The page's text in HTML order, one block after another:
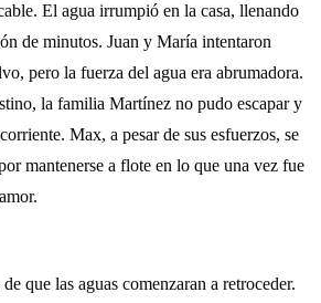
El agua irrumpió en la casa, llenando
de minutos. Juan y María intentaron
pero la fuerza del agua era abrumadora.
la familia Martínez no pudo escapar y
Max, a pesar de sus esfuerzos, se
mantenerse a flote en lo que una vez fue
que las aguas comenzaran a retroceder.